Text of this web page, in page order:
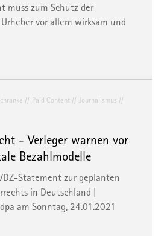
muss zum Schutz der
vor allem wirksam und
Paid Content Journalismus
- Verleger warnen vor
Bezahlmodelle
Statement zur geplanten
in Deutschland |
dpa am Sonntag, 24.01.2021